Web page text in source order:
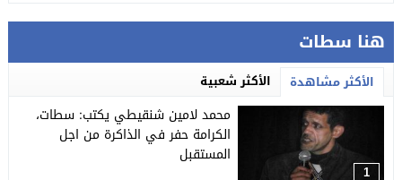
هنا سطات
الأكثر مشاهدة الأكثر شعبية
1
محمد لامين شنقيطي يكتب: سطات،
الكرامة حفر في الذاكرة من اجل
المستقبل